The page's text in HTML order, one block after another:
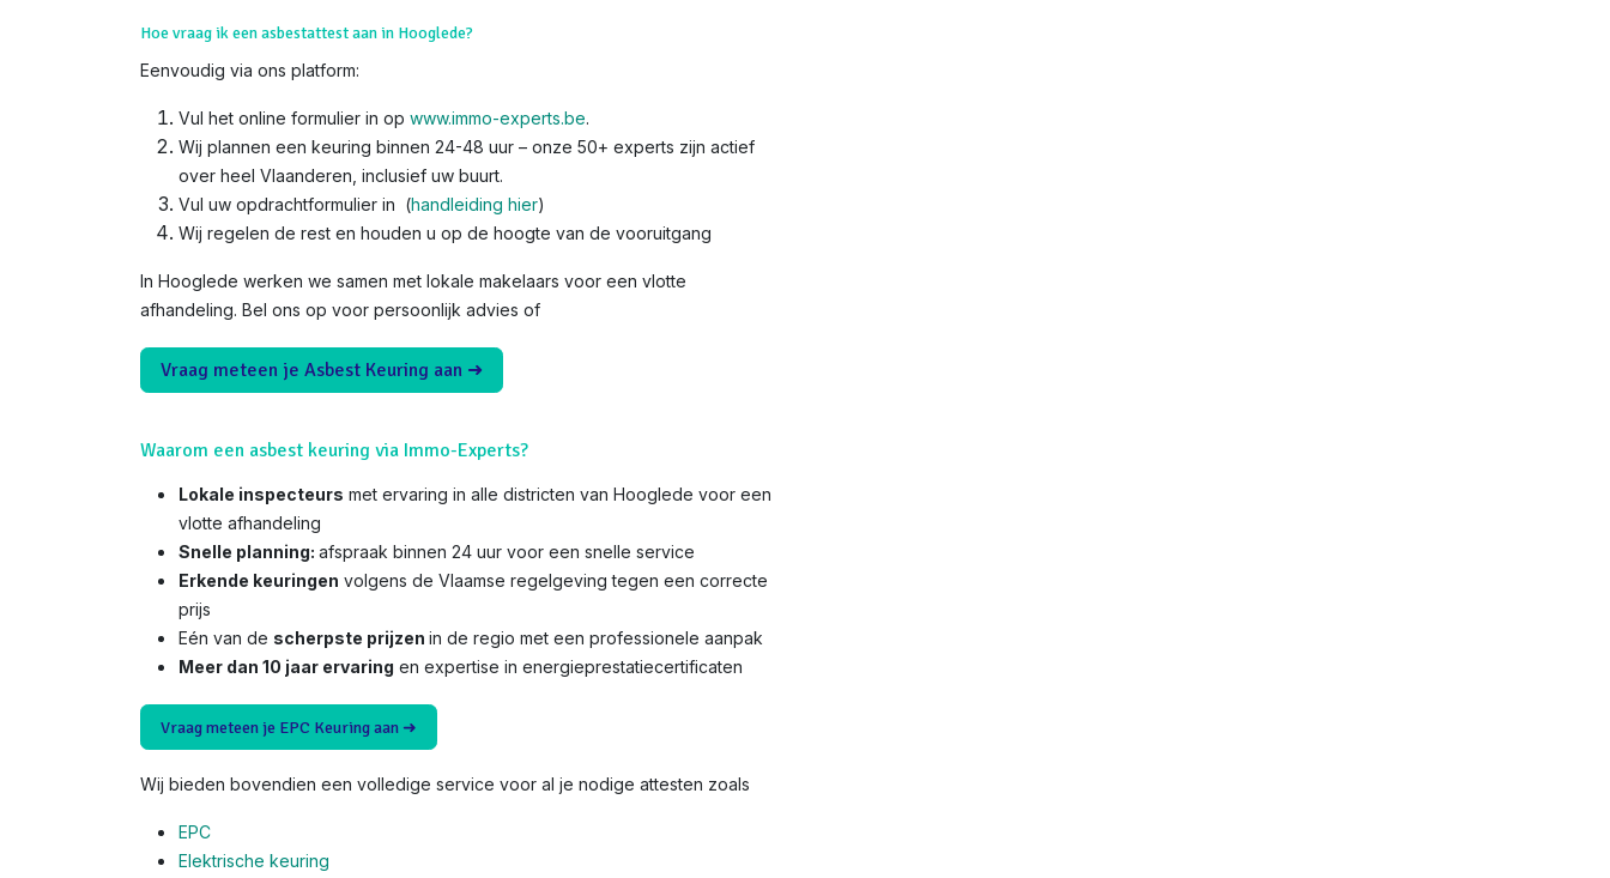
Hoe vraag ik een asbestattest aan in Hooglede?
Eenvoudig via ons platform:
Vul het online formulier in op www.immo-experts.be.
Wij plannen een keuring binnen 24-48 uur – onze 50+ experts zijn actief
over heel Vlaanderen, inclusief uw buurt.
Vul uw opdrachtformulier in (handleiding hier)
Wij regelen de rest en houden u op de hoogte van de vooruitgang
In Hooglede werken we samen met lokale makelaars voor een vlotte
afhandeling. Bel ons op voor persoonlijk advies of
Vraag meteen je Asbest Keuring aan ➜
Waarom een asbest keuring via Immo-Experts?
Lokale inspecteurs met ervaring in alle districten van Hooglede voor een
vlotte afhandeling
Snelle planning: afspraak binnen 24 uur voor een snelle service
Erkende keuringen volgens de Vlaamse regelgeving tegen een correcte
prijs
Eén van de scherpste prijzen in de regio met een professionele aanpak
Meer dan 10 jaar ervaring en expertise in energieprestatiecertificaten
Vraag meteen je EPC Keuring aan ➜
Wij bieden bovendien een volledige service voor al je nodige attesten zoals
EPC
Elektrische keuring